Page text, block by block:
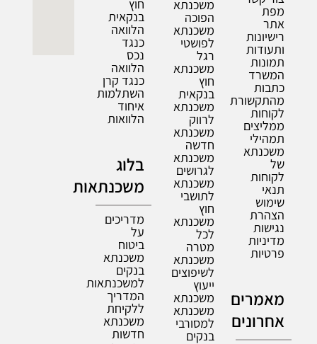
מפת
אתר
רישיונות
ותעודות
תמונות
המשרד
כתבות
מהתקשורת
לקוחות
ממליצים
תמהילי
משכנתא
של
לקוחות
תנאי
שימוש
הצהרת
נגישות
מדיניות
פרטיות
מאמרים
אחרונים
משכנתא
הפוכה
משכנתא
לפושטי
רגל
משכנתא
חוץ
בנקאית
משכנתא
לרווק
משכנתא
חדשה
משכנתא
לגרושים
משכנתא
לתושבי
חוץ
משכנתא
לכל
מטרה
משכנתא
לשיפוצים
ייעוץ
משכנתא
משכנתא
למסורבי
בנקים
חוץ
בנקאית
הלוואה
כנגד
נכס
הלוואה
כנגד קרן
השתלמות
איחוד
הלוואות
בלוג
משכנתאות
מדריכים
על
ביטוח
משכנתא
בנקים
למשכנתאות
המדריך
ללקיחת
משכנתא
חדשות